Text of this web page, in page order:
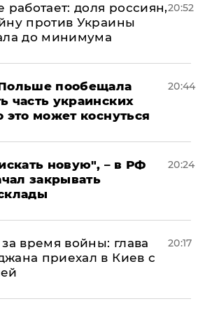
работает: доля россиян,
против Украины
до минимума
20:52
пообещала
часть украинских
это может коснуться
20:44
новую", – в РФ
закрывать
20:24
время войны: глава
приехал в Киев с
20:17